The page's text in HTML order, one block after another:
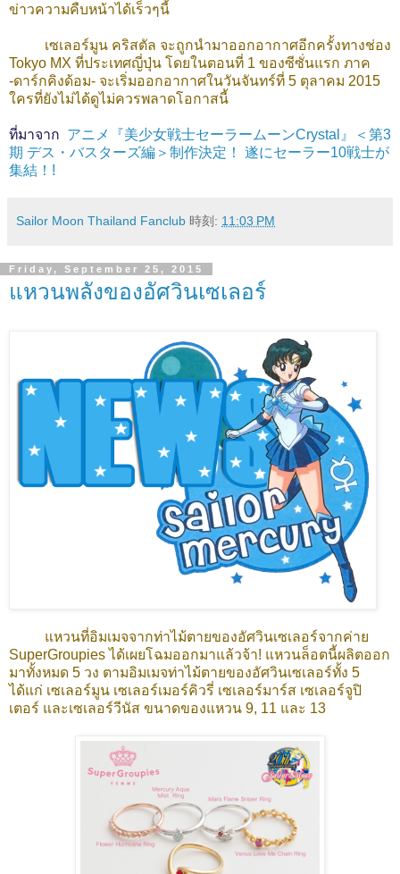
ข่าวความคืบหน้าได้เร็วๆนี้
เซเลอร์มูน คริสตัล จะถูกนำมาออกอากาศอีกครั้งทางช่อง
Tokyo MX ที่ประเทศญี่ปุ่น โดยในตอนที่ 1 ของซีซั่นแรก ภาค
-ดาร์กคิงด้อม- จะเริ่มออกอากาศในวันจันทร์ที่ 5 ตุลาคม 2015
ใครที่ยังไม่ได้ดูไม่ควรพลาดโอกาสนี้
ที่มาจาก アニメ『美少女戦士セーラームーンCrystal』＜第3
期 デス・バスターズ編＞制作決定！ 遂にセーラー10戦士が
集結！!
Sailor Moon Thailand Fanclub 時刻: 11:03 PM
Friday, September 25, 2015
แหวนพลังของอัศวินเซเลอร์
แหวนที่อิมเมจจากท่าไม้ตายของอัศวินเซเลอร์จากค่าย
SuperGroupies ได้เผยโฉมออกมาแล้วจ้า! แหวนล็อตนี้ผลิตออก
มาทั้งหมด 5 วง ตามอิมเมจท่าไม้ตายของอัศวินเซเลอร์ทั้ง 5
ได้แก่ เซเลอร์มูน เซเลอร์เมอร์คิวรี่ เซเลอร์มาร์ส เซเลอร์จูปิ
เตอร์ และเซเลอร์วีนัส ขนาดของแหวน 9, 11 และ 13